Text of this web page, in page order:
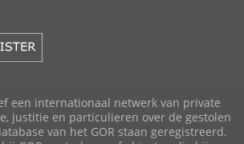
een internationaal netwerk van private
justitie en particulieren over de gestolen
van het GOR staan geregistreerd.